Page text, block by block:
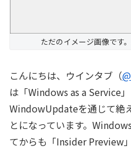
ただのイメージ画像です
こんにちは、ウインタブ（
は「Windows as a Service
WindowUpdateを通じて絶
とになっています。
てからも「Insider Preview